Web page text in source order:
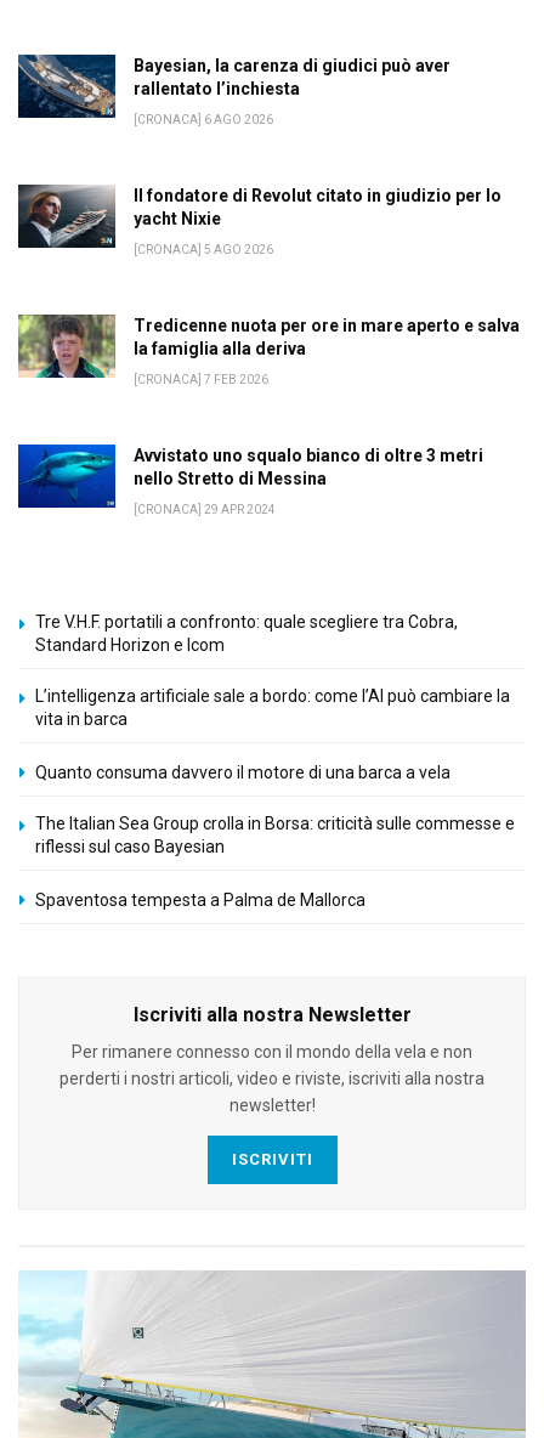
Bayesian, la carenza di giudici può aver
rallentato l’inchiesta
[CRONACA] 6 AGO 2026
Il fondatore di Revolut citato in giudizio per lo
yacht Nixie
[CRONACA] 5 AGO 2026
Tredicenne nuota per ore in mare aperto e salva
la famiglia alla deriva
[CRONACA] 7 FEB 2026
Avvistato uno squalo bianco di oltre 3 metri
nello Stretto di Messina
[CRONACA] 29 APR 2024
Tre V.H.F. portatili a confronto: quale scegliere tra Cobra,
Standard Horizon e Icom
L’intelligenza artificiale sale a bordo: come l’AI può cambiare la
vita in barca
Quanto consuma davvero il motore di una barca a vela
The Italian Sea Group crolla in Borsa: criticità sulle commesse e
riflessi sul caso Bayesian
Spaventosa tempesta a Palma de Mallorca
Iscriviti alla nostra Newsletter
Per rimanere connesso con il mondo della vela e non
perderti i nostri articoli, video e riviste, iscriviti alla nostra
newsletter!
ISCRIVITI